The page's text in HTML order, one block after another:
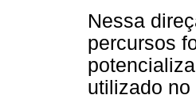
Nessa
percursos
utilizado